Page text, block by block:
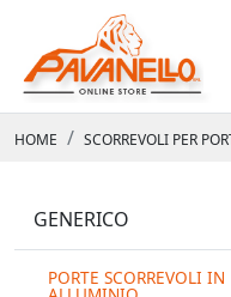
HOME SCORREVOLI PER
GENERICO
PORTE SCORREVOLI IN